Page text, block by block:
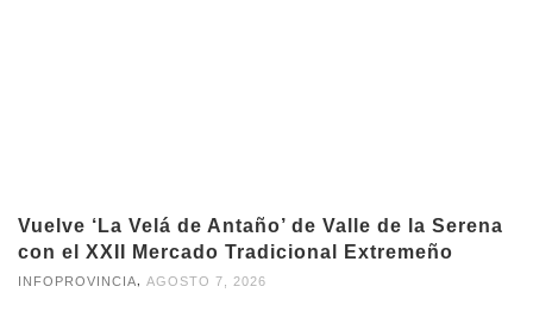
Vuelve ‘La Velá de Antaño’ de Valle de la Serena
con el XXII Mercado Tradicional Extremeño
INFOPROVINCIA, AGOSTO 7, 2026